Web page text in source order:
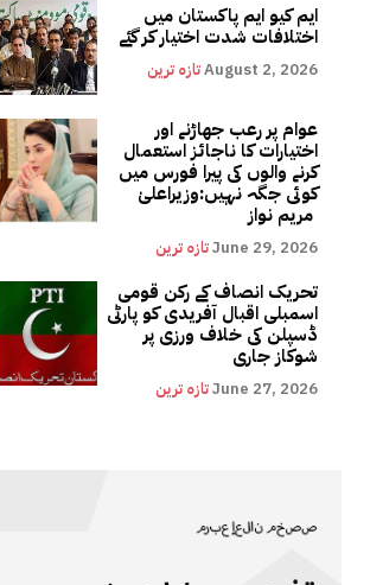
ایم کیو ایم پاکستان میں
اختلافات شدت اختیار کر گئے
تازہ ترینAugust 2, 2026
عوام پر رعب جھاڑنے اور
اختیارات کا ناجائز استعمال
کرنے والوں کی پیرا فورس میں
کوئی جگہ نہیں:وزیراعلیٰ
تازہ ترینJune 29, 2026
تحریک انصاف کے رکن قومی
اسمبلی اقبال آفریدی کو پارٹی
ڈسپلن کی خلاف ورزی پر
شوکاز جاری
تازہ ترینJune 27, 2026